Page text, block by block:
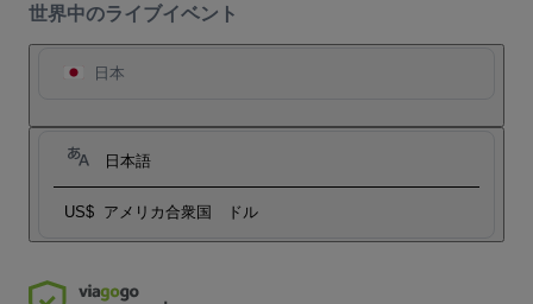
世界中のライブイベント
日本
日本語
US$ アメリカ合衆国 ドル